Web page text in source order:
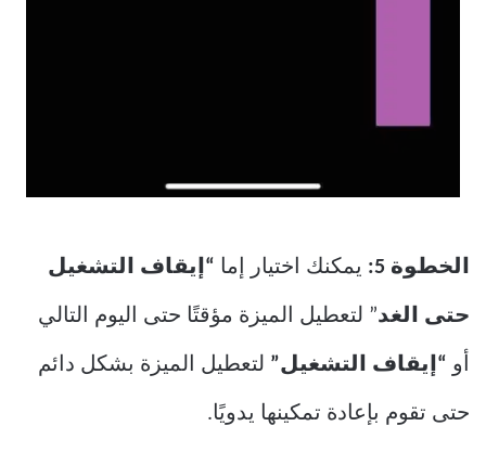
الخطوة 5: يمكنك اختيار إما “إيقاف التشغيل
حتى الغد” لتعطيل الميزة مؤقتًا حتى اليوم التالي
أو “إيقاف التشغيل” لتعطيل الميزة بشكل دائم
حتى تقوم بإعادة تمكينها يدويًا.